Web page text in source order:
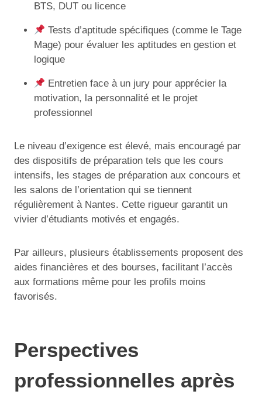
BTS, DUT ou licence
Tests d’aptitude spécifiques (comme le Tage
Mage) pour évaluer les aptitudes en gestion et
logique
Entretien face à un jury pour apprécier la
motivation, la personnalité et le projet
professionnel
Le niveau d’exigence est élevé, mais encouragé par
des dispositifs de préparation tels que les cours
intensifs, les stages de préparation aux concours et
les salons de l’orientation qui se tiennent
régulièrement à Nantes. Cette rigueur garantit un
vivier d’étudiants motivés et engagés.
Par ailleurs, plusieurs établissements proposent des
aides financières et des bourses, facilitant l’accès
aux formations même pour les profils moins
favorisés.
Perspectives
professionnelles après